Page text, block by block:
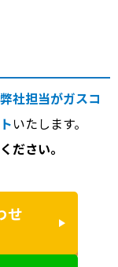
弊社担当がガスコ
いたします。
ださい。
せ